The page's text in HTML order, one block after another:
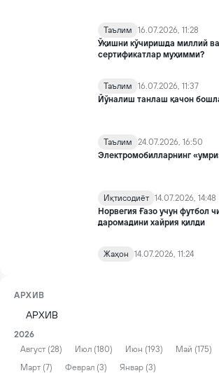
Таълим
16.07.2026, 11:28
Ўқишни кўчиришда миллий
сертификатлар муҳимми?
Таълим
16.07.2026, 11:37
Йўналиш танлаш қачон
Таълим
24.07.2026, 16:50
Электромобилларнинг
Иқтисодиёт 14.07.2026, 14:48
Норвегия Ғазо учун футбол
даромадини хайрия қилди
Жаҳон 14.07.2026, 11:24
АРХИВ
2026
Август (28)
Июл (180) Июн (193) Май (175)
Март (7)
Феврал (3)
Январ (3)